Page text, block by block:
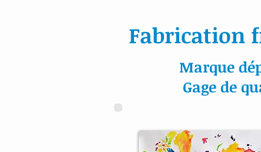
Fabrication
Marque
Gage de